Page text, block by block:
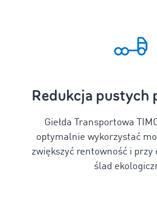
Redukcja pustych
Giełda Transportowa
optymalnie wykorzystać
zwiększyć rentowność i przy
ślad